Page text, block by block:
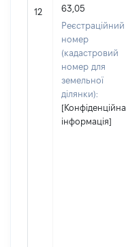
12
63,05
Реєстраційний
номер
(кадастровий
номер для
земельної
ділянки):
[Конфіденційна
інформація]